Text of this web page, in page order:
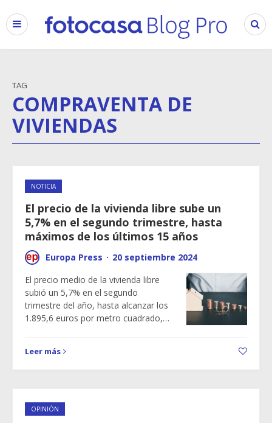
TAG
COMPRAVENTA DE
VIVIENDAS
NOTICIA
El precio de la vivienda libre sube un
5,7% en el segundo trimestre, hasta
máximos de los últimos 15 años
Europa Press · 20 septiembre 2024
El precio medio de la vivienda libre
subió un 5,7% en el segundo
trimestre del año, hasta alcanzar los
1.895,6 euros por metro cuadrado,…
Leer más
OPINIÓN